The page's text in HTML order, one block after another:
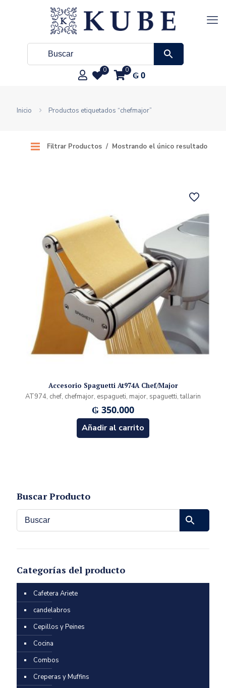
0 0 ₲0
Inicio Productos etiquetados “chefmajor”
Filtrar Productos Mostrando el único resultado
Accesorio Spaguetti At974A Chef/Major
AT974, chef, chefmajor, espagueti, major, spaguetti, tallarin
₲ 350.000
Añadir al carrito
Buscar Producto
Categorías del producto
Cafetera Ariete
candelabros
Cepillos y Peines
Cocina
Combos
Creperas y Muffins